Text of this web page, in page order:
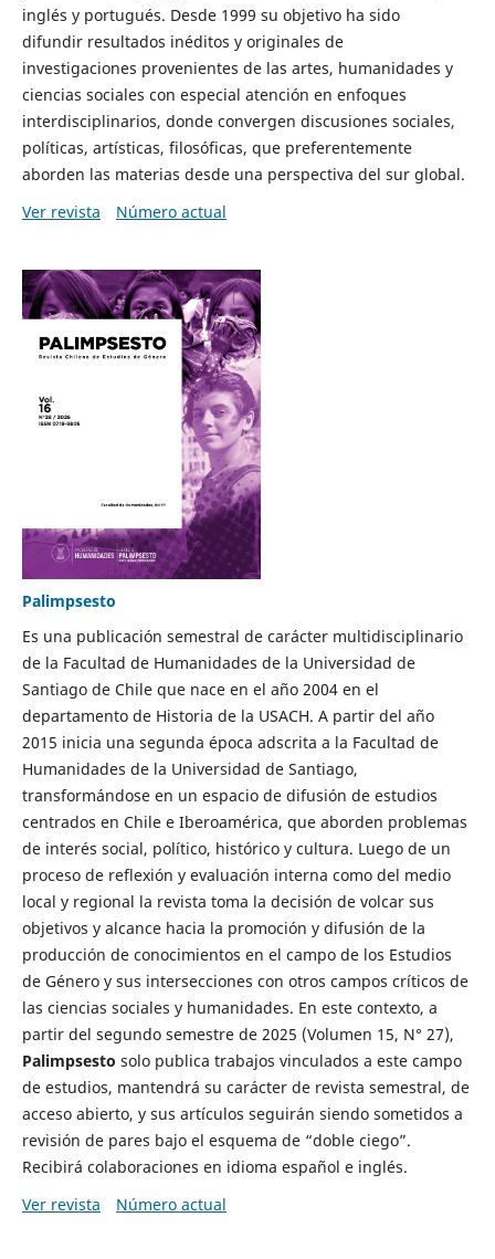
inglés y portugués. Desde 1999 su objetivo ha sido
difundir resultados inéditos y originales de
investigaciones provenientes de las artes, humanidades y
ciencias sociales con especial atención en enfoques
interdisciplinarios, donde convergen discusiones sociales,
políticas, artísticas, filosóficas, que preferentemente
aborden las materias desde una perspectiva del sur global.
Ver revista
Número actual
Palimpsesto
Es una publicación semestral de carácter multidisciplinario
de la Facultad de Humanidades de la Universidad de
Santiago de Chile que nace en el año 2004 en el
departamento de Historia de la USACH. A partir del año
2015 inicia una segunda época adscrita a la Facultad de
Humanidades de la Universidad de Santiago,
transformándose en un espacio de difusión de estudios
centrados en Chile e Iberoamérica, que aborden problemas
de interés social, político, histórico y cultura. Luego de un
proceso de reflexión y evaluación interna como del medio
local y regional la revista toma la decisión de volcar sus
objetivos y alcance hacia la promoción y difusión de la
producción de conocimientos en el campo de los Estudios
de Género y sus intersecciones con otros campos críticos de
las ciencias sociales y humanidades. En este contexto, a
partir del segundo semestre de 2025 (Volumen 15, N° 27),
Palimpsesto solo publica trabajos vinculados a este campo
de estudios, mantendrá su carácter de revista semestral, de
acceso abierto, y sus artículos seguirán siendo sometidos a
revisión de pares bajo el esquema de “doble ciego”.
Recibirá colaboraciones en idioma español e inglés.
Ver revista
Número actual